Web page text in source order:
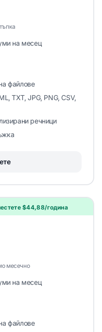
на месец
файлове
TXT, JPG, PNG, CSV,
речници
$44,88/година
месечно
на месец
файлове